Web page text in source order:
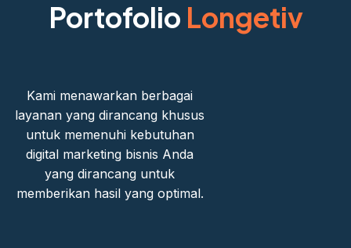
Portofolio Longetiv
Kami menawarkan berbagai
layanan yang dirancang khusus
untuk memenuhi kebutuhan
digital marketing bisnis Anda
yang dirancang untuk
memberikan hasil yang optimal.